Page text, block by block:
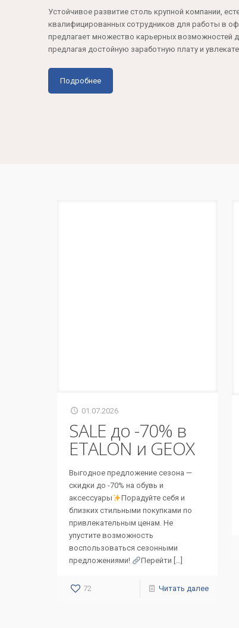
Устойчивое развитие столь крупной компании,
квалифицированных сотрудников для работы в
предлагает множество карьерных возможностей
предлагая достойную заработную плату и
Подробнее
01.07.2026
SALE до -70% в
ETALON и GEOX
Выгодное предложение сезона —
скидки до -70% на обувь и
аксессуары
Порадуйте себя и
близких стильными покупками по
привлекательным ценам. Не
упустите возможность
воспользоваться сезонными
предложениями!
Перейти […]
72 Читать далее